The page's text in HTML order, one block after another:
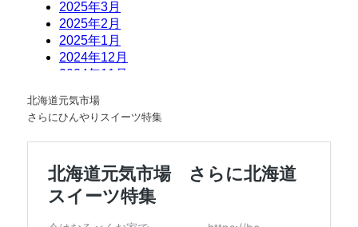
北海道元気市場
さらにひんやりスイーツ特集